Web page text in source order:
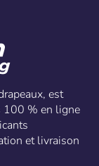
est
100 % en ligne
et livraison